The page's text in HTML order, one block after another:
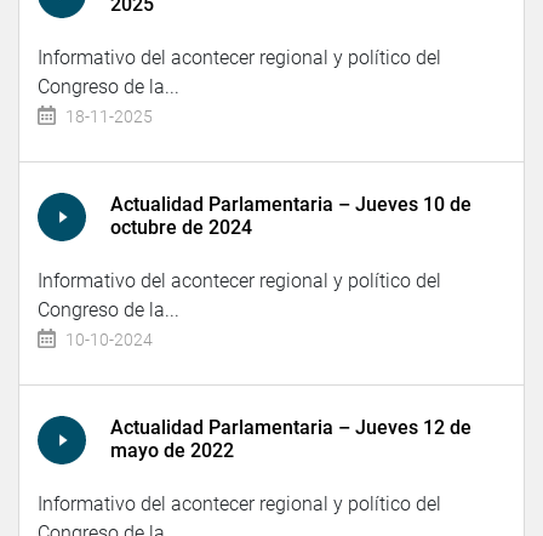
Informativo del acontecer regional y político del
Congreso de la...
18-11-2025
Actualidad Parlamentaria – Jueves 10 de
octubre de 2024
Informativo del acontecer regional y político del
Congreso de la...
10-10-2024
Actualidad Parlamentaria – Jueves 12 de
mayo de 2022
Informativo del acontecer regional y político del